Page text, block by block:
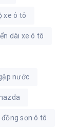
xe ô tô
dài xe ô tô
nước
đồng sơn ô tô